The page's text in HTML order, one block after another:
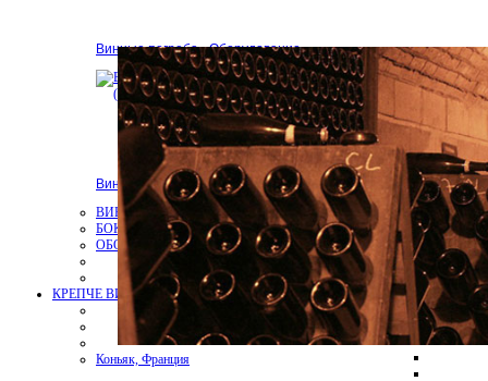
Винные погреба - Оборудование
Винные шкафы EuroCave (Франция)
ВИННЫЕ ШКАФЫ EUROCAVE
БОКАЛЫ И ДЕКАНТЕРЫ RIEDEL
ОБОРУДОВАНИЕ ВИННЫХ ПОГРЕБОВ
КРЕПЧЕ ВИНА Алкоголь
Коньяк, Франция